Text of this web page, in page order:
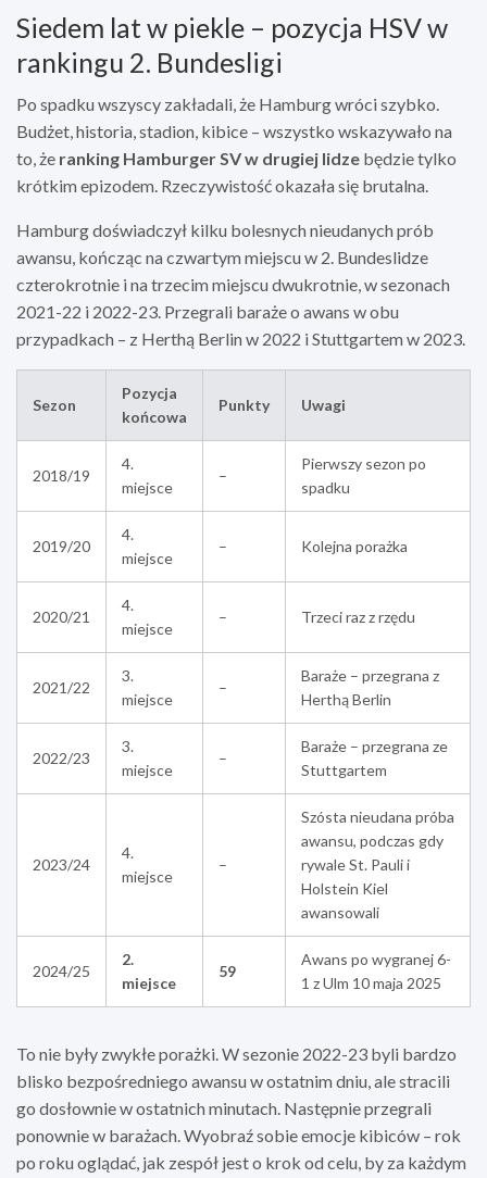
Siedem lat w piekle – pozycja HSV w
rankingu 2. Bundesligi
Po spadku wszyscy zakładali, że Hamburg wróci szybko.
Budżet, historia, stadion, kibice – wszystko wskazywało na
to, że ranking Hamburger SV w drugiej lidze będzie tylko
krótkim epizodem. Rzeczywistość okazała się brutalna.
Hamburg doświadczył kilku bolesnych nieudanych prób
awansu, kończąc na czwartym miejscu w 2. Bundeslidze
czterokrotnie i na trzecim miejscu dwukrotnie, w sezonach
2021-22 i 2022-23. Przegrali baraże o awans w obu
przypadkach – z Herthą Berlin w 2022 i Stuttgartem w 2023.
Sezon
Pozycja
końcowa
Punkty Uwagi
2018/19
4.
miejsce
–
Pierwszy sezon po
spadku
2019/20
4.
miejsce
– Kolejna porażka
2020/21
4.
miejsce
– Trzeci raz z rzędu
2021/22
3.
miejsce
–
Baraże – przegrana z
Herthą Berlin
2022/23
3.
miejsce
–
Baraże – przegrana ze
Stuttgartem
2023/24
4.
miejsce
–
Szósta nieudana próba
awansu, podczas gdy
rywale St. Pauli i
Holstein Kiel
awansowali
2024/25
2.
miejsce
59
Awans po wygranej 6-
1 z Ulm 10 maja 2025
To nie były zwykłe porażki. W sezonie 2022-23 byli bardzo
blisko bezpośredniego awansu w ostatnim dniu, ale stracili
go dosłownie w ostatnich minutach. Następnie przegrali
ponownie w barażach. Wyobraź sobie emocje kibiców – rok
po roku oglądać, jak zespół jest o krok od celu, by za każdym